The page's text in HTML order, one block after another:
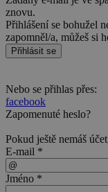
znovu.
Přihlášení se bohužel
zapomněl/a, můžeš si
Přihlásit se
Nebo se přihlas přes:
facebook
Zapomenuté heslo?
Pokud ještě nemáš
E-mail *
Jméno *